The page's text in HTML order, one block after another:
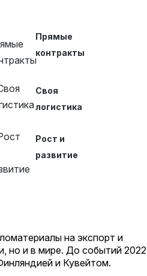
Прямые
контракты
Своя
логистика
Рост и
развитие
на экспорт и
но и в мире. До событий 2022
и Кувейтом.